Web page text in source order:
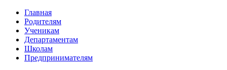
Главная
Родителям
Ученикам
Департаментам
Школам
Предпринимателям